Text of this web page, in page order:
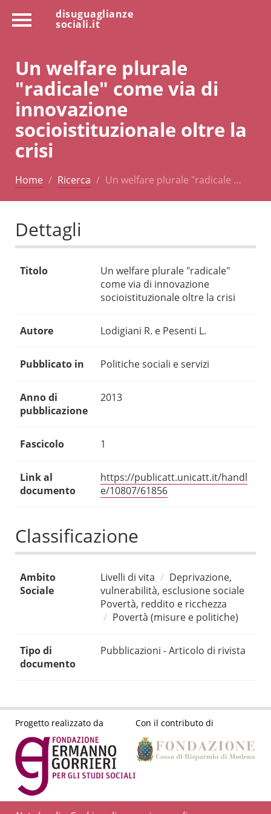
disuguaglianze
sociali.it
Un welfare plurale
"radicale" come via di
innovazione
socioistituzionale oltre la
crisi
Home Ricerca Un welfare plurale "radicale …
Dettagli
Titolo
Un welfare plurale "radicale"
come via di innovazione
socioistituzionale oltre la crisi
Autore Lodigiani R. e Pesenti L.
Pubblicato in Politiche sociali e servizi
Anno di
pubblicazione
2013
Fascicolo 1
Link al
documento
https://publicatt.unicatt.it/handl
e/10807/61856
Classificazione
Ambito
Sociale
Livelli di vita
Deprivazione,
vulnerabilità, esclusione sociale
Povertà, reddito e ricchezza
Povertà (misure e politiche)
Tipo di
documento
Pubblicazioni - Articolo di rivista
Progetto realizzato da Con il contributo di